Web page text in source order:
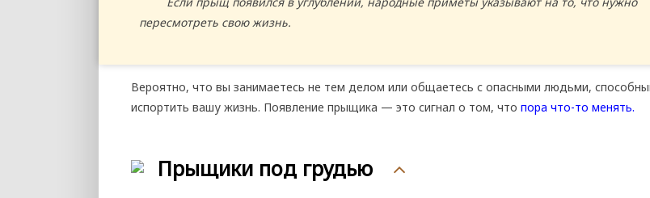
пересмотреть свою жизнь.
Вероятно, что вы занимаетесь не тем делом или общаетесь с опасными людьми,
испортить вашу жизнь. Появление прыщика — это сигнал о том, что пора что-то менять.
Прыщики под грудью